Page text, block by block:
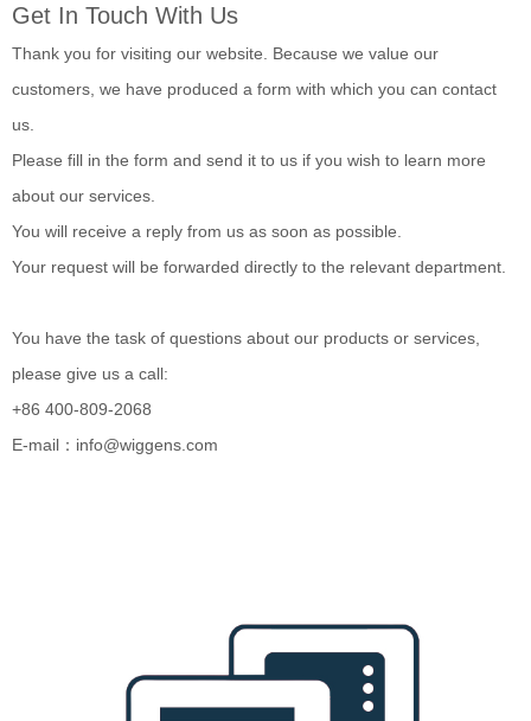
Get In Touch With Us
Thank you for visiting our website. Because we value our
customers, we have produced a form with which you can contact
us.
Please fill in the form and send it to us if you wish to learn more
about our services.
You will receive a reply from us as soon as possible.
Your request will be forwarded directly to the relevant department.
You have the task of questions about our products or services,
please give us a call:
+86 400-809-2068
E-mail：info@wiggens.com